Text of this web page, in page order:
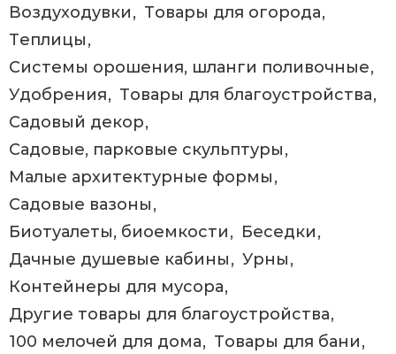
Воздуходувки
Товары для огорода
Теплицы
Системы орошения, шланги поливочные
Удобрения
Товары для благоустройства
Садовый декор
Садовые, парковые скульптуры
Малые архитектурные формы
Садовые вазоны
Биотуалеты, биоемкости
Беседки
Дачные душевые кабины
Урны
Контейнеры для мусора
Другие товары для благоустройства
100 мелочей для дома
Товары для бани